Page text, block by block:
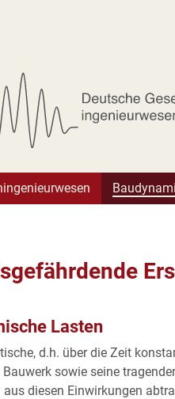
für
Lasten
d.h. über die Zeit
sowie seine
diesen Einwirkungen